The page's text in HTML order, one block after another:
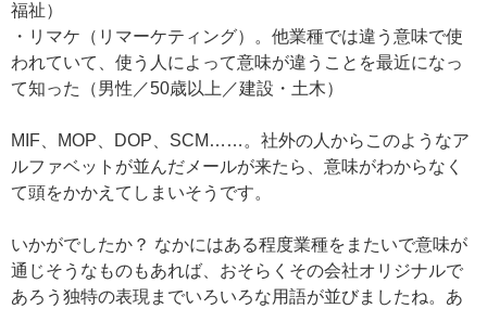
福祉）
・リマケ（リマーケティング）。他業種では違う意味で使
われていて、使う人によって意味が違うことを最近になっ
て知った（男性／50歳以上／建設・土木）
MIF、MOP、DOP、SCM……。社外の人からこのようなア
ルファベットが並んだメールが来たら、意味がわからなく
て頭をかかえてしまいそうです。
いかがでしたか？ なかにはある程度業種をまたいで意味が
通じそうなものもあれば、おそらくその会社オリジナルで
あろう独特の表現までいろいろな用語が並びましたね。あ